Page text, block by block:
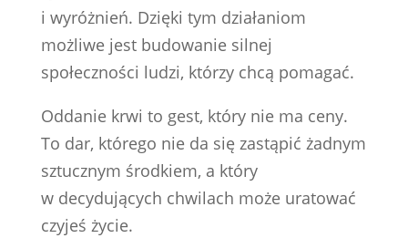
i wyróżnień. Dzięki tym działaniom
możliwe jest budowanie silnej
społeczności ludzi, którzy chcą pomagać.
Oddanie krwi to gest, który nie ma ceny.
To dar, którego nie da się zastąpić żadnym
sztucznym środkiem, a który
w decydujących chwilach może uratować
czyjeś życie.